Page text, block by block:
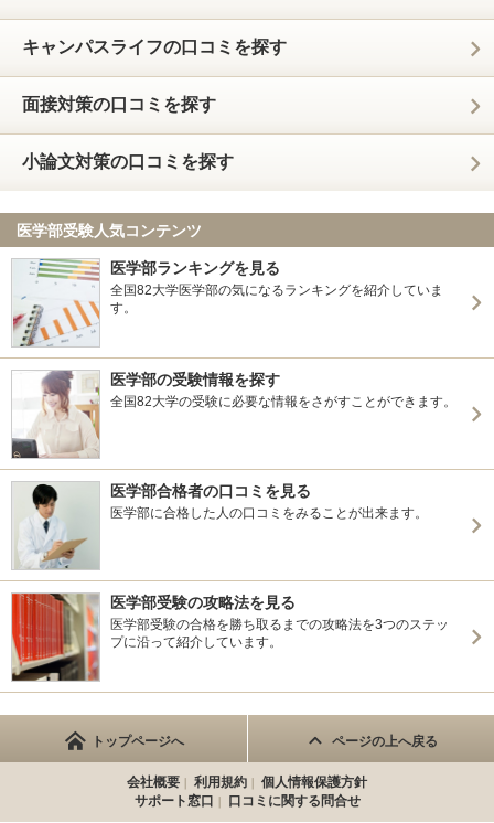
キャンパスライフの口コミを探す
面接対策の口コミを探す
小論文対策の口コミを探す
医学部受験人気コンテンツ
医学部ランキングを見る
全国82大学医学部の気になるランキングを紹介していま
す。
医学部の受験情報を探す
全国82大学の受験に必要な情報をさがすことができます。
医学部合格者の口コミを見る
医学部に合格した人の口コミをみることが出来ます。
医学部受験の攻略法を見る
医学部受験の合格を勝ち取るまでの攻略法を3つのステッ
プに沿って紹介しています。
トップページへ ページの上へ戻る
会社概要 利用規約
個人情報保護方針
サポート窓口
口コミに関する問合せ